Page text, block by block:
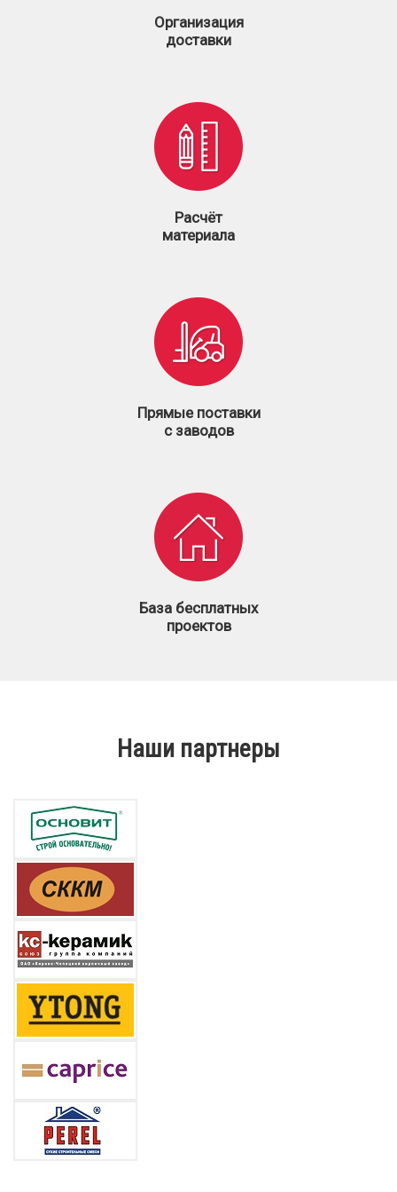
Организация
доставки
Расчёт
материала
Прямые поставки
с заводов
База бесплатных
проектов
Наши партнеры